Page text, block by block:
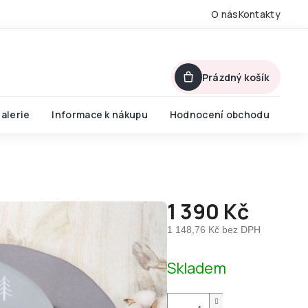
O násKontakty
Prázdný košík
Informace k nákupu Hodnocení obchodu
1 390 Kč
1 148,76 Kč bez DPH
cena:
Skladem